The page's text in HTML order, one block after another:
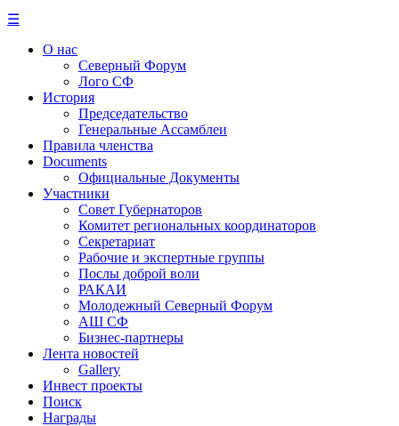
☰
О нас
Северный Форум
Лого СФ
История
Председательство
Генеральные Ассамблеи
Правила членства
Documents
Официальные Документы
Участники
Совет Губернаторов
Комитет региональных координаторов
Секретариат
Рабочие и экспертные группы
Послы доброй воли
РАКАИ
Молодежный Северный Форум
АШ СФ
Бизнес-партнеры
Лента новостей
Gallery
Инвест проекты
Поиск
Награды